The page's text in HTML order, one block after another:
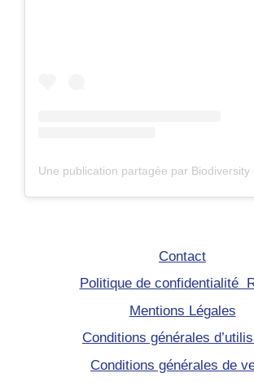
Contact
Politique de confidentialité
Mentions Légales
Conditions générales
Conditions générales de